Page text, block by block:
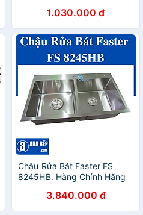
1.030.000 đ
Chậu Rửa Bát Faster FS
8245HB. Hàng Chính Hãng
3.840.000 đ